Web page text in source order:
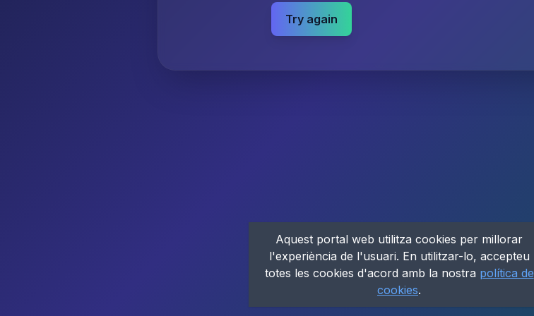
Try again
Aquest portal web utilitza cookies per millorar
l'experiència de l'usuari. En utilitzar-lo, accepteu
totes les cookies d'acord amb la nostra política de
cookies.